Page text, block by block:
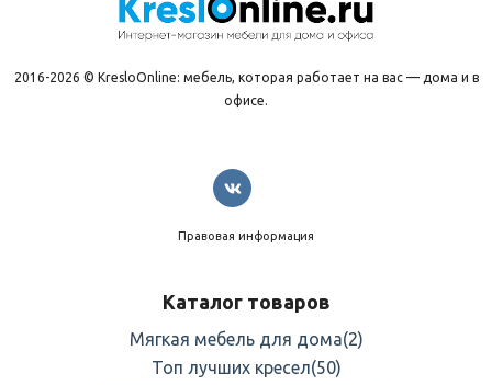
2016-2026 © KresloOnline: мебель, которая работает на вас — дома и в
офисе.
Правовая информация
Каталог товаров
Мягкая мебель для дома(2)
Топ лучших кресел(50)